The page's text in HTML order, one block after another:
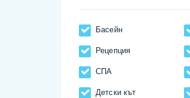
Басейн
Рецепция
СПА
Детски кът